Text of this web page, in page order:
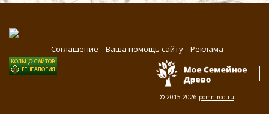
Соглашение Ваша помощь сайту Реклама
© 2015-2026 pomnirod.ru